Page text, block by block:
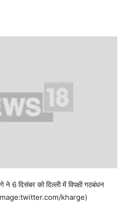
6 दिसंबर को दिल्ली में विपक्षी गठबंधन
(Image:twitter.com/kharge)